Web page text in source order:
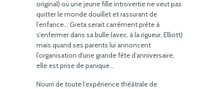
original) où une jeune fille introvertie ne veut pas
quitter le monde douillet et rassurant de
l’enfance… Greta serait carrément prête à
s’enfermer dans sa bulle (avec, à la rigueur, Elliott)
mais quand ses parents lui annoncent
l’organisation d’une grande fête d’anniversaire,
elle est prise de panique…
Nourri de toute l’expérience théâtrale de